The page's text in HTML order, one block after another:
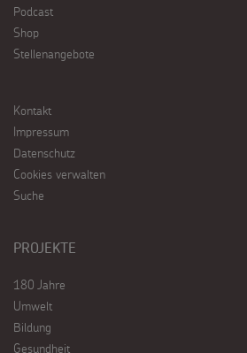
Podcast
Shop
Stellenangebote
Kontakt
Impressum
Datenschutz
Cookies verwalten
Suche
PROJEKTE
180 Jahre
Umwelt
Bildung
Gesundheit